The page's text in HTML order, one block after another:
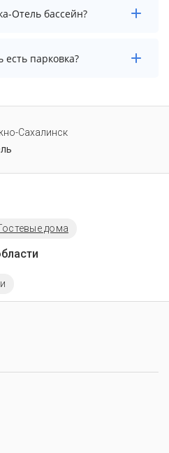
а выезд необходимо
Отель бассейн?
бассейна.
есть парковка?
Сахалинск
дома